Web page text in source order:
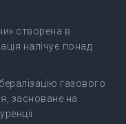
створена в
налічує понад
газового
засноване на